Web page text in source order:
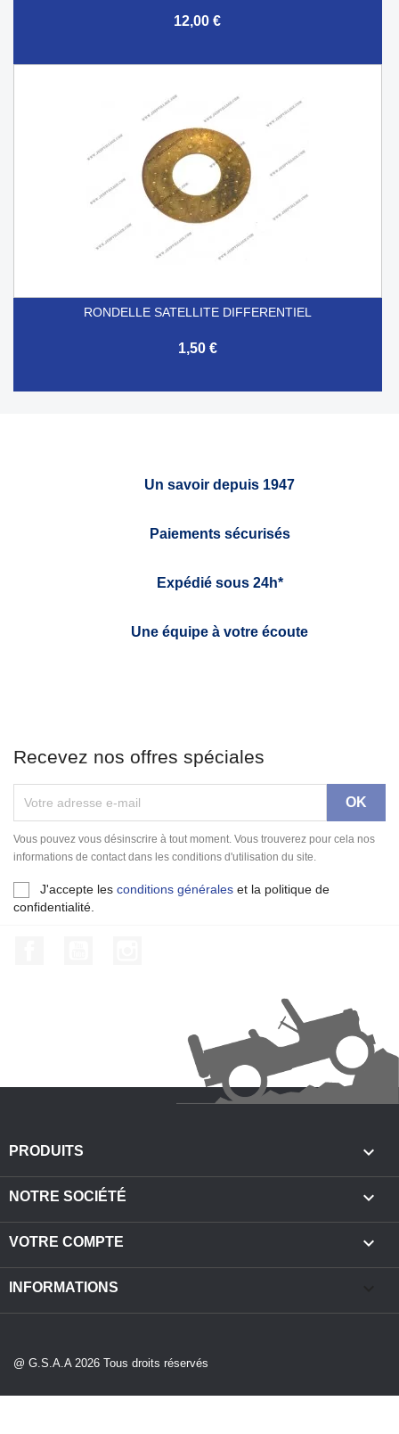
12,00 €
RONDELLE SATELLITE DIFFERENTIEL
1,50 €
Un savoir depuis 1947
Paiements sécurisés
Expédié sous 24h*
Une équipe à votre écoute
Recevez nos offres spéciales
Vous pouvez vous désinscrire à tout moment. Vous trouverez pour cela nos
informations de contact dans les conditions d'utilisation du site.
J'accepte les conditions générales et la politique de
confidentialité.
PRODUITS 
NOTRE SOCIÉTÉ 
VOTRE COMPTE 
INFORMATIONS
@ G.S.A.A 2026 Tous droits réservés